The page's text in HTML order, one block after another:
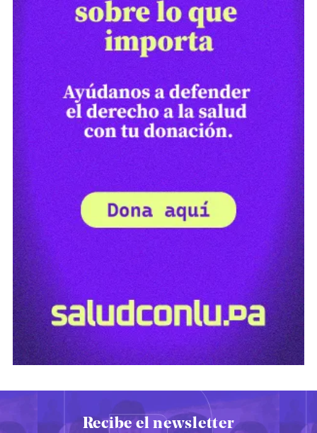
Recibe el newsletter